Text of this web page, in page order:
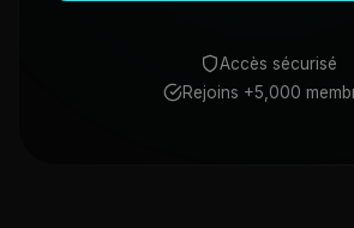
Accès sécurisé
Rejoins +5,000